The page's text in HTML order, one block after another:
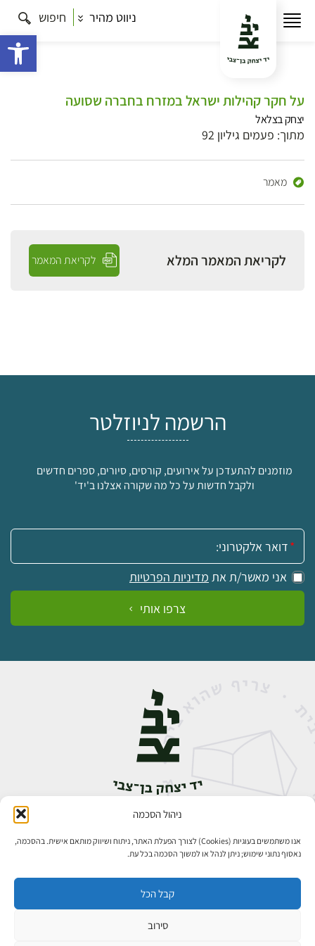
ניהול הסכמה
אנו משתמשים בעוגיות (Cookies) לצורך הפעלת האתר, ניתוח ושיווק מותאם אישית. בהסכמה,
נאסוף נתוני שימוש; ניתן לנהל או למשוך הסכמה בכל עת.
קבל הכל
סירוב
ניווט מהיר חיפוש
על חקר קהילות ישראל במזרח בחברה שסועה
יצחק בצלאל
מתוך: פעמים גיליון 92
מאמר
לקריאת המאמר המלא לקריאת המאמר
הרשמה לניוזלטר
מוזמנים להתעדכן על אירועים, קורסים, סיורים, ספרים חדשים
ולקבל חדשות על כל מה שקורה אצלנו ב'יד'
אימייל:
אני מאשר/ת את מדיניות הפרטיות
צרפו אותי
אבן גבירול 14, רחביה, ירושלים